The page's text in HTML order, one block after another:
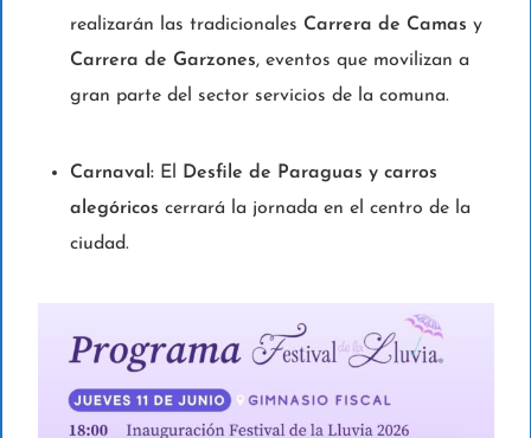
realizarán las tradicionales Carrera de Camas y
Carrera de Garzones, eventos que movilizan a
gran parte del sector servicios de la comuna.
Carnaval: El
Desfile de Paraguas y carros
alegóricos cerrará la jornada en el centro de la
ciudad.